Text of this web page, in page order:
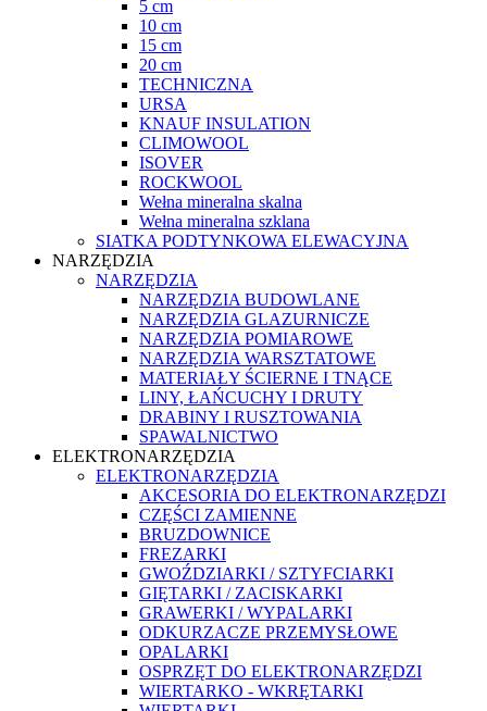
5 cm
10 cm
15 cm
20 cm
TECHNICZNA
URSA
KNAUF INSULATION
CLIMOWOOL
ISOVER
ROCKWOOL
Wełna mineralna skalna
Wełna mineralna szklana
SIATKA PODTYNKOWA ELEWACYJNA
NARZĘDZIA
NARZĘDZIA
NARZĘDZIA BUDOWLANE
NARZĘDZIA GLAZURNICZE
NARZĘDZIA POMIAROWE
NARZĘDZIA WARSZTATOWE
MATERIAŁY ŚCIERNE I TNĄCE
LINY, ŁAŃCUCHY I DRUTY
DRABINY I RUSZTOWANIA
SPAWALNICTWO
ELEKTRONARZĘDZIA
ELEKTRONARZĘDZIA
AKCESORIA DO ELEKTRONARZĘDZI
CZĘŚCI ZAMIENNE
BRUZDOWNICE
FREZARKI
GWOŹDZIARKI / SZTYFCIARKI
GIĘTARKI / ZACISKARKI
GRAWERKI / WYPALARKI
ODKURZACZE PRZEMYSŁOWE
OPALARKI
OSPRZĘT DO ELEKTRONARZĘDZI
WIERTARKO - WKRĘTARKI